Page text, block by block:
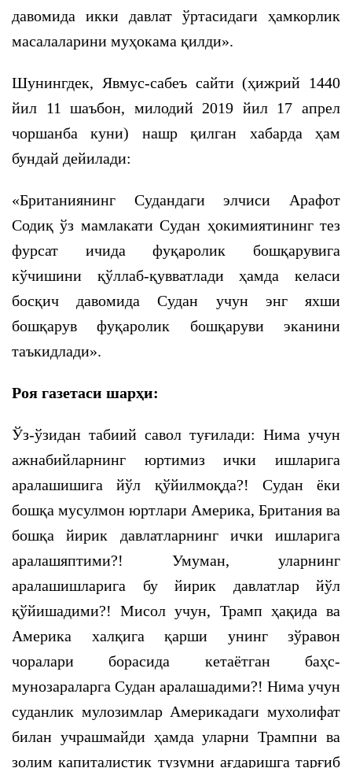
давомида икки давлат ўртасидаги ҳамкорлик
масалаларини муҳокама қилди».
Шунингдек, Явмус-сабеъ сайти (ҳижрий 1440
йил 11 шаъбон, милодий 2019 йил 17 апрел
чоршанба куни) нашр қилган хабарда ҳам
бундай дейилади:
«Британиянинг Судандаги элчиси Арафот
Содиқ ўз мамлакати Судан ҳокимиятининг тез
фурсат ичида фуқаролик бошқарувига
кўчишини қўллаб-қувватлади ҳамда келаси
босқич давомида Судан учун энг яхши
бошқарув фуқаролик бошқаруви эканини
таъкидлади».
Роя газетаси шарҳи:
Ўз-ўзидан табиий савол туғилади: Нима учун
ажнабийларнинг юртимиз ички ишларига
аралашишига йўл қўйилмоқда?! Судан ёки
бошқа мусулмон юртлари Америка, Британия ва
бошқа йирик давлатларнинг ички ишларига
аралашяптими?! Умуман, уларнинг
аралашишларига бу йирик давлатлар йўл
қўйишадими?! Мисол учун, Трамп ҳақида ва
Америка халқига қарши унинг зўравон
чоралари борасида кетаётган баҳс-
мунозараларга Судан аралашадими?! Нима учун
суданлик мулозимлар Америкадаги мухолифат
билан учрашмайди ҳамда уларни Трампни ва
золим капиталистик тузумни ағдаришга тарғиб